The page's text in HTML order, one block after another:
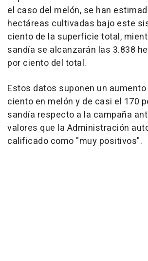
el caso del melón, se han
hectáreas cultivadas bajo este
ciento de la superficie total,
sandía se alcanzarán las 3.838
por ciento del total.
Estos datos suponen un
ciento en melón y de casi el 170
sandía respecto a la campaña
valores que la Administración
calificado como "muy positivos".